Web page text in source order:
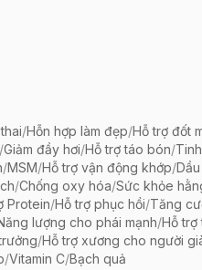
/Hỗn hợp làm đẹp/Hỗ trợ đốt
/Giảm đầy hơi/Hỗ trợ táo bón/
/MSM/Hỗ trợ vận động khớp/
/Chống oxy hóa/Sức khỏe
Protein/Hỗ trợ phục hồi/Tăng
lượng cho phái mạnh/Hỗ trợ
/Hỗ trợ xương cho người
/Vitamin C/Bạch quả